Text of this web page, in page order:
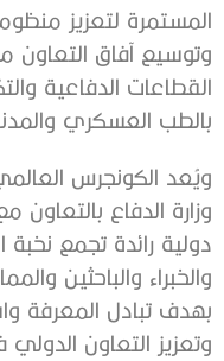
المستمرة لتعزيز
وتوسيع آفاق التعاون
القطاعات الدفاعية
بالطب العسكري
ويُعد الكونجرس
وزارة الدفاع
دولية رائدة تجمع نخبة
بهدف تبادل المعرفة
وتعزيز التعاون